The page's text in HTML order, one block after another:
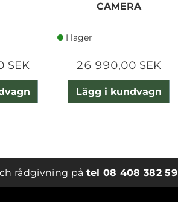
SEK
CAMERA
I lager
26 990,00 SEK
Lägg i kundvagn
rådgivning på tel 08 408 382 59